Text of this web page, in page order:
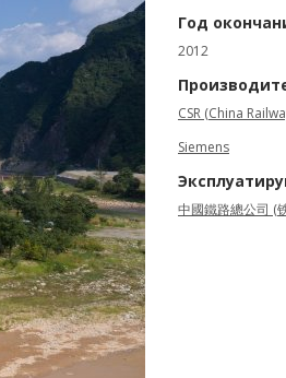
Год
2012
CSR (China
Siemens
中國鐵路總公司 (